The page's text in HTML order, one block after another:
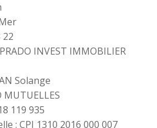
22
INVEST IMMOBILIER
Solange
MUTUELLES
119 935
: CPI 1310 2016 000 007